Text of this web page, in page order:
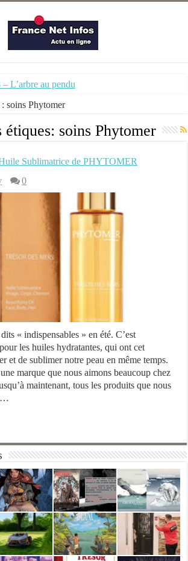
L’arbre au pendu
:soins Phytomer
étiques: soins Phytomer
Sublimatrice de PHYTOMER
0
« indispensables » en été. C’est
les huiles hydratantes, qui ont cet
et de sublimer notre peau en même temps.
marque que nous aimons beaucoup chez
maintenant, tous les produits que nous
…